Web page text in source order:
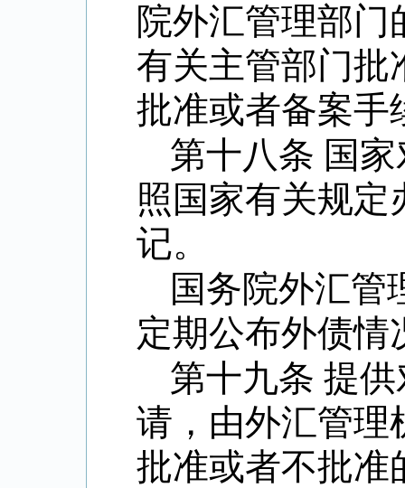
院外汇管理部
有关主管部门批
批准或者备案手
第十八条 国
照国家有关规定
记。
国务院外汇管
定期公布外债情
第十九条 提
请，由外汇管理
批准或者不批准